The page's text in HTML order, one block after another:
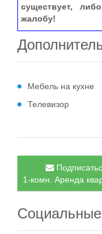
существует,
жалобу!
Мебель на кухне
Телевизор
1-комн. Аренда